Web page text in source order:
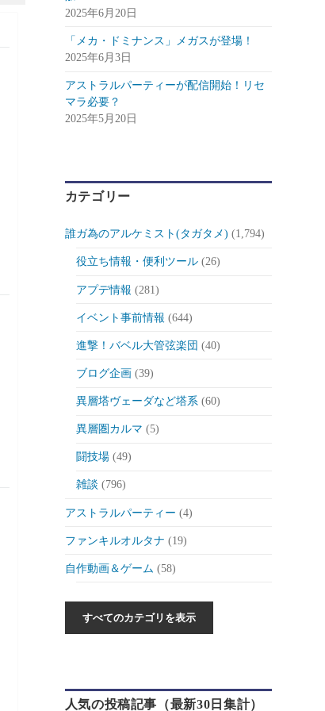
2025年6月20日
「メカ・ドミナンス」メガスが登場！
2025年6月3日
アストラルパーティーが配信開始！リセ
マラ必要？
2025年5月20日
カテゴリー
誰ガ為のアルケミスト(タガタメ) (1,794)
役立ち情報・便利ツール(26)
アプデ情報 (281)
イベント事前情報 (644)
進撃！バベル大管弦楽団 (40)
ブログ企画 (39)
異層塔ヴェーダなど塔系(60)
異層圏カルマ (5)
闘技場(49)
雑談 (796)
アストラルパーティー (4)
ファンキルオルタナ (19)
自作動画＆ゲーム (58)
自作ゲーム紹介 (6)
ゲーム(175)
人気の投稿記事（最新30日集計）